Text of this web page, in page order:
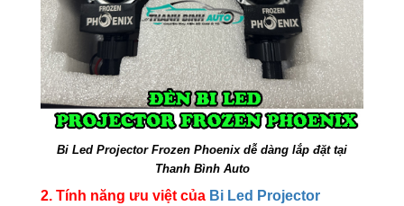
Bi Led Projector Frozen Phoenix dễ dàng lắp đặt tại
Thanh Bình Auto
2. Tính năng ưu việt của Bi Led Projector